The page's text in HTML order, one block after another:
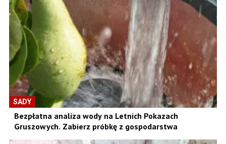
SADY
Bezpłatna analiza wody na Letnich Pokazach
Gruszowych. Zabierz próbkę z gospodarstwa